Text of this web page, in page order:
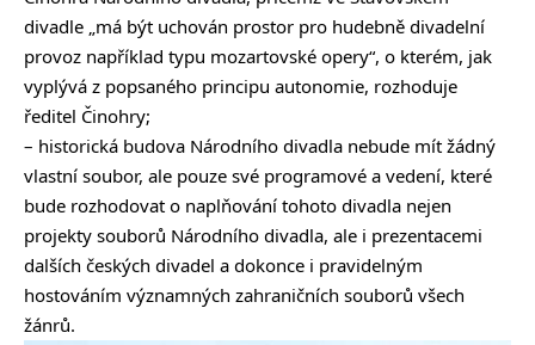
divadle „má být uchován prostor pro hudebně divadelní
provoz například typu mozartovské opery“, o kterém, jak
vyplývá z popsaného principu autonomie, rozhoduje
ředitel Činohry;
– historická budova Národního divadla nebude mít žádný
vlastní soubor, ale pouze své programové a vedení, které
bude rozhodovat o naplňování tohoto divadla nejen
projekty souborů Národního divadla, ale i prezentacemi
dalších českých divadel a dokonce i pravidelným
hostováním významných zahraničních souborů všech
žánrů.